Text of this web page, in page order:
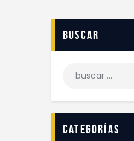
buscar
categorías